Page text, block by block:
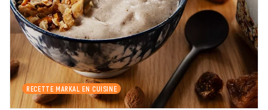
RECETTE MARKAL EN CUISINE